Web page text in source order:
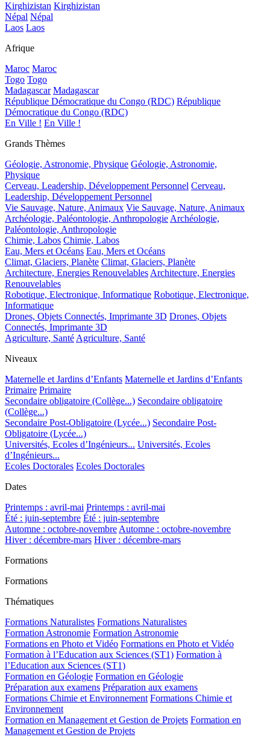
Kirghizistan Kirghizistan
Népal Népal
Laos Laos
Afrique
Maroc Maroc
Togo Togo
Madagascar Madagascar
République Démocratique du Congo (RDC) République
Démocratique du Congo (RDC)
En Ville ! En Ville !
Grands Thèmes
Géologie, Astronomie, Physique Géologie, Astronomie,
Physique
Cerveau, Leadership, Développement Personnel Cerveau,
Leadership, Développement Personnel
Vie Sauvage, Nature, Animaux Vie Sauvage, Nature, Animaux
Archéologie, Paléontologie, AnthropologieArchéologie,
Paléontologie, Anthropologie
Chimie, Labos Chimie, Labos
Eau, Mers et Océans Eau, Mers et Océans
Climat, Glaciers, Planète Climat, Glaciers, Planète
Architecture, Energies RenouvelablesArchitecture, Energies
Renouvelables
Robotique, Electronique, Informatique Robotique, Electronique,
Informatique
Drones, Objets Connectés, Imprimante 3D Drones, Objets
Connectés, Imprimante 3D
Agriculture, SantéAgriculture, Santé
Niveaux
Maternelle et Jardins d’Enfants Maternelle et Jardins d’Enfants
Primaire Primaire
Secondaire obligatoire (Collège...) Secondaire obligatoire
(Collège...)
Secondaire Post-Obligatoire (Lycée...) Secondaire Post-
Obligatoire (Lycée...)
Universités, Ecoles d’Ingénieurs... Universités, Ecoles
d’Ingénieurs...
Ecoles Doctorales Ecoles Doctorales
Dates
Printemps : avril-mai Printemps : avril-mai
Été : juin-septembre Été : juin-septembre
Automne : octobre-novembreAutomne : octobre-novembre
Hiver : décembre-mars Hiver : décembre-mars
Formations
Formations
Thématiques
Formations Naturalistes Formations Naturalistes
Formation Astronomie Formation Astronomie
Formations en Photo et Vidéo Formations en Photo et Vidéo
Formation à l’Education aux Sciences (ST1) Formation à
l’Education aux Sciences (ST1)
Formation en Géologie Formation en Géologie
Préparation aux examens Préparation aux examens
Formations Chimie et Environnement Formations Chimie et
Environnement
Formation en Management et Gestion de Projets Formation en
Management et Gestion de Projets